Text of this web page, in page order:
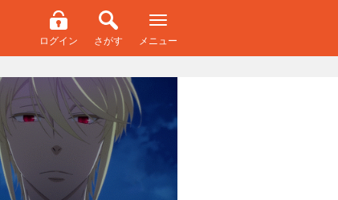
ログイン さがす メニュー